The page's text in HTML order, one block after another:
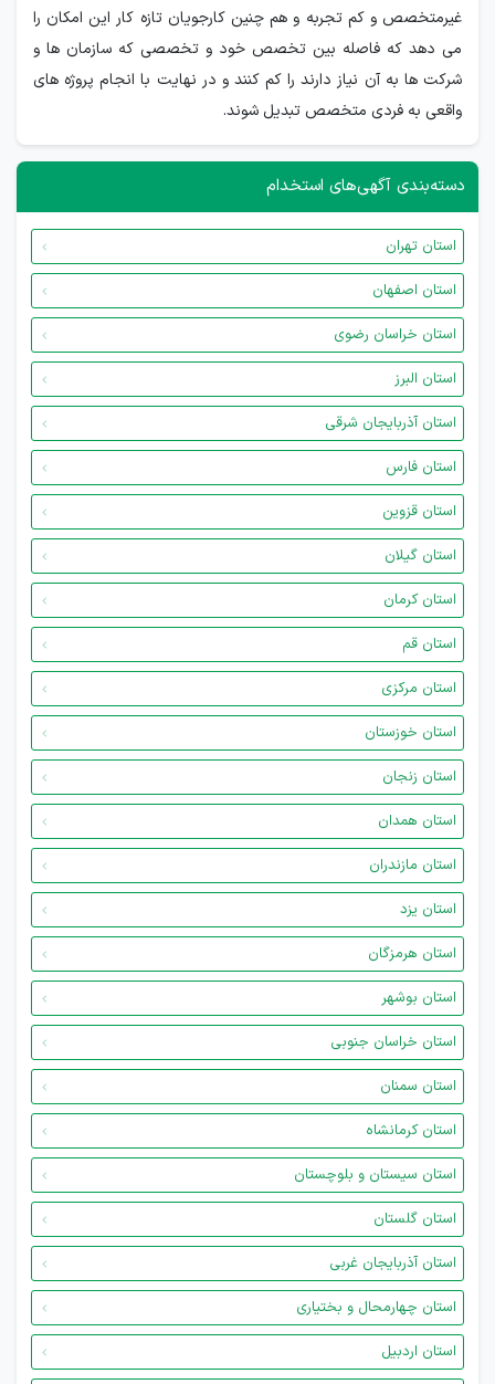
غیرمتخصص و کم تجربه و هم چنین کارجویان تازه کار این امکان را
می دهد که فاصله بین تخصص خود و تخصصی که سازمان ها و
شرکت ها به آن نیاز دارند را کم کنند و در نهایت با انجام پروژه های
واقعی به فردی متخصص تبدیل شوند.
دسته‌بندی آگهی‌های استخدام
استان تهران
استان اصفهان
استان خراسان رضوی
استان البرز
استان آذربایجان شرقی
استان فارس
استان قزوین
استان گیلان
استان کرمان
استان قم
استان مرکزی
استان خوزستان
استان زنجان
استان همدان
استان مازندران
استان یزد
استان هرمزگان
استان بوشهر
استان خراسان جنوبی
استان سمنان
استان کرمانشاه
استان سیستان و بلوچستان
استان گلستان
استان آذربایجان غربی
استان چهارمحال و بختیاری
استان اردبیل